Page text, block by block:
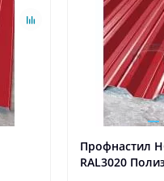
Профнастил
RAL3020